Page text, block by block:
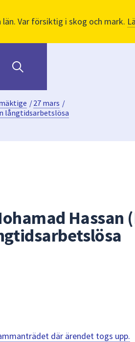
Var försiktig i skog och mark.
/27 mars /
långtidsarbetslösa
Hassan
där ärendet togs upp.